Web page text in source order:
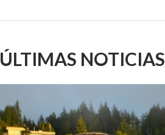
ÚLTIMAS NOTICIAS